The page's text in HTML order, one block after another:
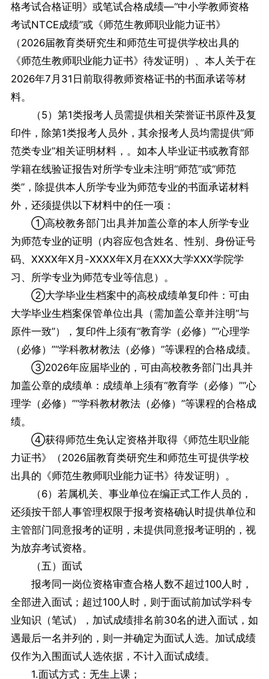
格考试合格证明》或笔试合格成绩—“中小学教师资格
考试NTCE成绩”或《师范生教师职业能力证书》
（2026届教育类研究生和师范生可提供学校出具的
《师范生教师职业能力证书》待发证明）、本人关于在
2026年7月31日前取得教师资格证书的书面承诺等材
料。
（5）第1类报考人员需提供相关荣誉证书原件及复
印件，除第1类报考人员外，其余报考人员均需提供“师
范类专业”相关证明材料，。如本人毕业证书或教育部
学籍在线验证报告对所学专业未注明“师范”或“师范
类”，除提供本人所学专业为师范专业的书面承诺材料
外，还须提供以下材料中的任一项：
①高校教务部门出具并加盖公章的本人所学专业
为师范专业的证明（内容应包含姓名、性别、身份证号
码、XXXX年X月-XXXX年X月在XXX大学XXX学院学
习、所学专业为师范专业等信息）。
②大学毕业生档案中的高校成绩单复印件：可由
大学毕业生档案保管单位出具（需加盖公章并注明“与
原件一致”），复印件上须有“教育学（必修）”“心理学
（必修）”“学科教材教法（必修）”等课程的合格成绩。
③2026年应届毕业的，可由高校教务部门出具并
加盖公章的成绩单：成绩单上须有“教育学（必修）”“心
理学（必修）”“学科教材教法（必修）”等课程的合格成
绩。
④获得师范生免认定资格并取得《师范生职业能
力证书》（2026届教育类研究生和师范生可提供学校
出具的《师范生教师职业能力证书》待发证明）。
（6）若属机关、事业单位在编正式工作人员的，
还须按干部人事管理权限于报考资格确认时提供单位和
主管部门同意报考的证明，未提供同意报考证明的，视
为放弃考试资格。
（五）面试
报考同一岗位资格审查合格人数不超过100人时，
全部进入面试；超过100人时，则于面试前加试学科专
业知识（笔试），加试成绩排名前30名的进入面试，如
遇最后一名并列的，则一并确定为面试人选。加试成绩
仅作为入围面试人选依据，不计入面试成绩。
1.面试方式：无生上课；